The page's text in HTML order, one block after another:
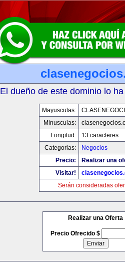
El dueño de este dominio lo
Mayusculas:
Minusculas:
Longitud:
13 caracteres
Categorias:
Negocios
Precio:
Realizar una
Visitar!
Serán consideradas
Realizar una Oferta
Precio Ofrecido $